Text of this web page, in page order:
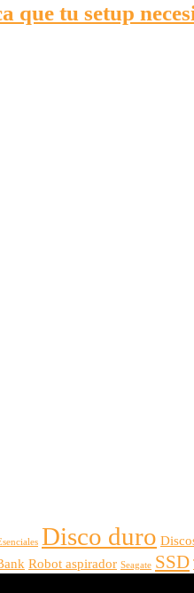
que tu setup
Disco duro
Robot aspirador Seagate SSD